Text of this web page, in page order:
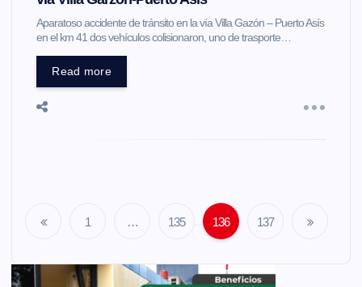
Aparatoso accidente de tránsito en la vía Villa Gazón – Puerto Asís
en el km 41 dos vehículos colisionaron, uno de trasporte…
Read more
a
1 … 135 136 137